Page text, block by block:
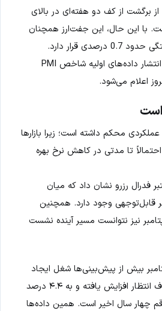
برگشت از کف دو هفته‌ای در بالای
داده است. با این حال، این جفت‌ارز همچنان
در مسیر ثبت کاهش هفتگی حدود 0.7 درصدی قرار دارد.
معامله‌گران اکنون منتظر انتشار داده‌های اولیه شاخص PMI
اعلام می‌شود.
محکم داشته است؛ زیرا بازارها
احتمالاً تا مدتی در کاهش نرخ بهره
فدرال رزرو نشان داد که میان
قابل‌توجهی وجود دارد. همچنین
نیز نتوانست مسیر آینده نشست
بیش از پیش‌بینی‌ها شغل ایجاد
کرد، اما نرخ بیکاری برخلاف انتظار افزایش یافته و به ۴.۴ درصد
چهار سال اخیر است. همین داده‌ها